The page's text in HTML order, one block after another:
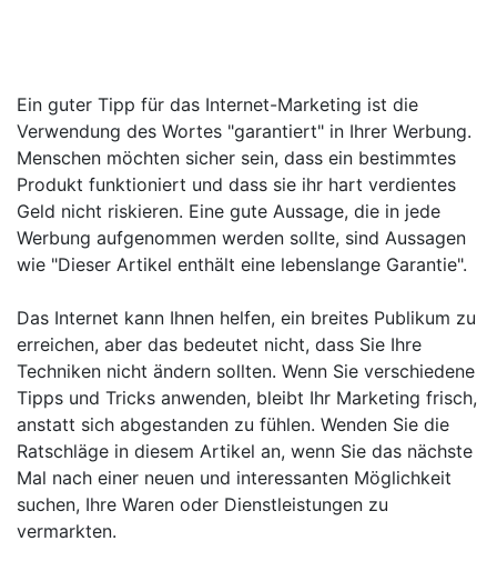
Ein guter Tipp für das Internet-Marketing ist die
Verwendung des Wortes "garantiert" in Ihrer Werbung.
Menschen möchten sicher sein, dass ein bestimmtes
Produkt funktioniert und dass sie ihr hart verdientes
Geld nicht riskieren. Eine gute Aussage, die in jede
Werbung aufgenommen werden sollte, sind Aussagen
wie "Dieser Artikel enthält eine lebenslange Garantie".
Das Internet kann Ihnen helfen, ein breites Publikum zu
erreichen, aber das bedeutet nicht, dass Sie Ihre
Techniken nicht ändern sollten. Wenn Sie verschiedene
Tipps und Tricks anwenden, bleibt Ihr Marketing frisch,
anstatt sich abgestanden zu fühlen. Wenden Sie die
Ratschläge in diesem Artikel an, wenn Sie das nächste
Mal nach einer neuen und interessanten Möglichkeit
suchen, Ihre Waren oder Dienstleistungen zu
vermarkten.